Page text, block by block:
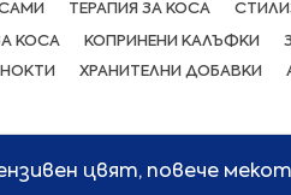
цвят, повече
ТЕРАПИЯ ЗА КОСА
КОСА КОПРИНЕНИ КАЛЪФКИ
НОКТИ ХРАНИТЕЛНИ ДОБАВКИ